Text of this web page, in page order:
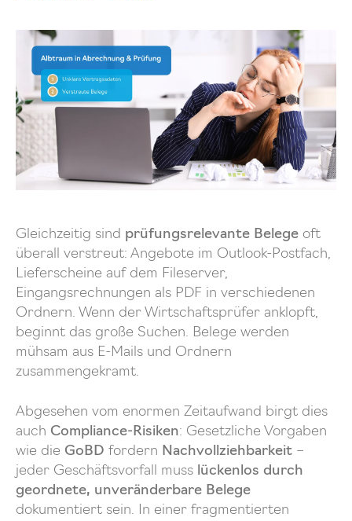
Gleichzeitig sind prüfungsrelevante Belege oft
überall verstreut: Angebote im Outlook-Postfach,
Lieferscheine auf dem Fileserver,
Eingangsrechnungen als PDF in verschiedenen
Ordnern. Wenn der Wirtschaftsprüfer anklopft,
beginnt das große Suchen. Belege werden
mühsam aus E-Mails und Ordnern
zusammengekramt.
Abgesehen vom enormen Zeitaufwand birgt dies
auch Compliance-Risiken: Gesetzliche Vorgaben
wie die GoBD fordern Nachvollziehbarkeit –
jeder Geschäftsvorfall muss lückenlos durch
geordnete, unveränderbare Belege
dokumentiert sein. In einer fragmentierten